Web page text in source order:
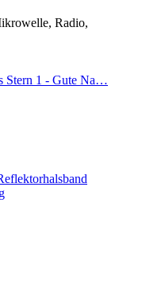
Radio,
Stern 1 - Gute Na…